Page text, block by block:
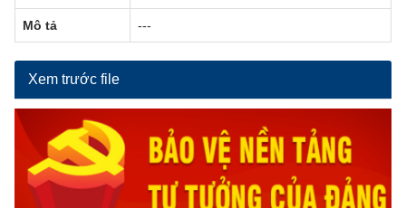
Mô tả ---
Xem trước file